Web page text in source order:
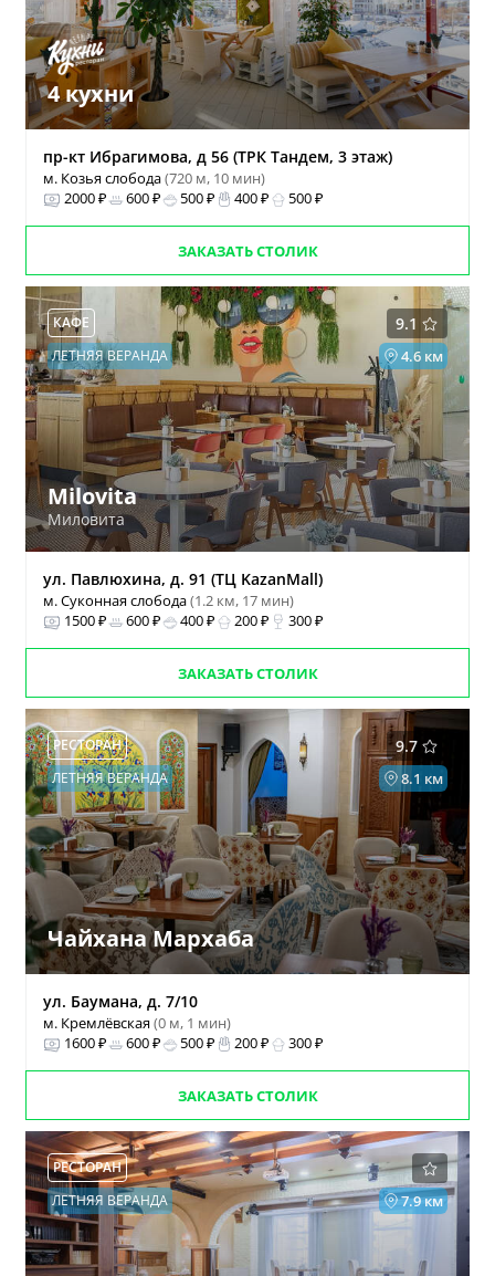
4 кухни
пр-кт Ибрагимова, д 56 (ТРК Тандем, 3 этаж)
м. Козья слобода(720 м, 10 мин)
2000 ₽
600 ₽ 500 ₽ 400 ₽ 500 ₽
ЗАКАЗАТЬ СТОЛИК
9.1
КАФЕ
4.6 км
ЛЕТНЯЯ ВЕРАНДА
Milovita
Миловита
ул. Павлюхина, д. 91 (ТЦ KazanMall)
м. Суконная слобода(1.2 км, 17 мин)
1500 ₽
600 ₽ 400 ₽ 200 ₽ 300 ₽
ЗАКАЗАТЬ СТОЛИК
9.7
РЕСТОРАН
8.1 км
ЛЕТНЯЯ ВЕРАНДА
Чайхана Мархаба
ул. Баумана, д. 7/10
м. Кремлёвская(0 м, 1 мин)
1600 ₽
600 ₽ 500 ₽ 200 ₽ 300 ₽
ЗАКАЗАТЬ СТОЛИК
РЕСТОРАН
7.9 км
ЛЕТНЯЯ ВЕРАНДА